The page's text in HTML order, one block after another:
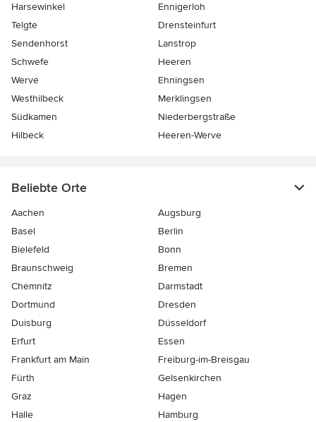
Harsewinkel
Ennigerloh
Telgte
Drensteinfurt
Sendenhorst
Lanstrop
Schwefe
Heeren
Werve
Ehningsen
Westhilbeck
Merklingsen
Südkamen
Niederbergstraße
Hilbeck
Heeren-Werve
Beliebte Orte
Aachen
Augsburg
Basel
Berlin
Bielefeld
Bonn
Braunschweig
Bremen
Chemnitz
Darmstadt
Dortmund
Dresden
Duisburg
Düsseldorf
Erfurt
Essen
Frankfurt am Main
Freiburg-im-Breisgau
Fürth
Gelsenkirchen
Graz
Hagen
Halle
Hamburg